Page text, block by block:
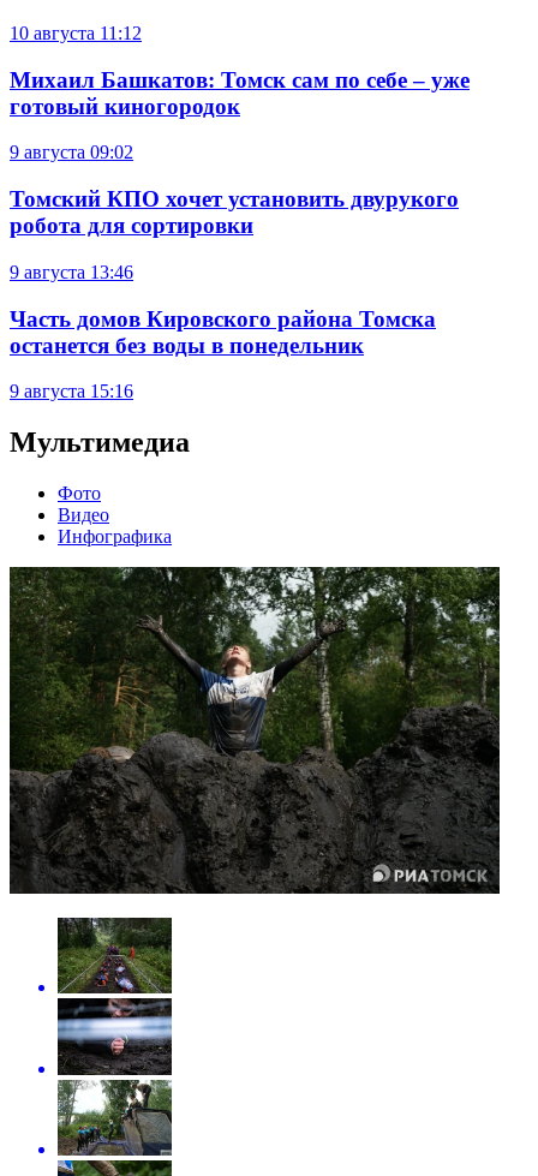
10 августа 11:12
Михаил Башкатов: Томск сам по себе – уже
готовый киногородок
9 августа 09:02
Томский КПО хочет установить двурукого
робота для сортировки
9 августа 13:46
Часть домов Кировского района Томска
останется без воды в понедельник
9 августа 15:16
Мультимедиа
Фото
Видео
Инфографика